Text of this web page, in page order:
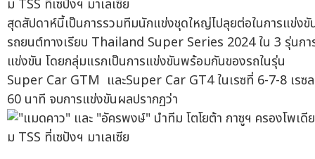
สุดสัปดาห์นี้เป็นการรวมทีมนักแข่งชุดใหญ่ไปลุยต่อในการแข่งขั
รถยนต์ทางเรียบ Thailand Super Series 2024 ใน 3 รุ่นกา
แข่งขัน โดยกลุ่มแรกเป็นการแข่งขันพร้อมกันของรถในรุ่น
Super Car GTM และSuper Car GT4 ในเรซที่ 6-7-8 เรซล
60 นาที จบการแข่งขันผลปรากฏว่า